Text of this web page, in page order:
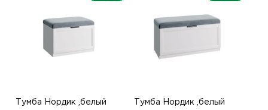
Тумба Нордик ,белый Тумба Нордик ,белый